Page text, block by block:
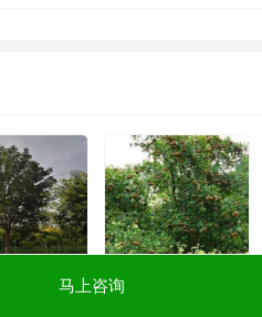
马上咨询